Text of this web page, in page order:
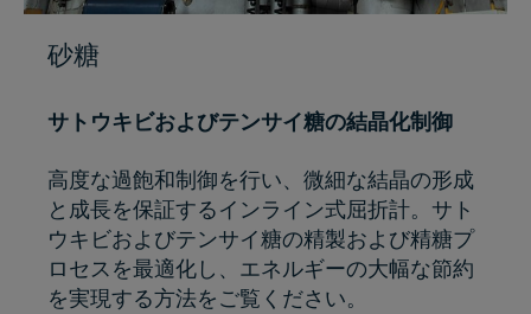
砂糖
サトウキビおよびテンサイ糖の結晶化制御
高度な過飽和制御を行い、微細な結晶の形成
と成長を保証するインライン式屈折計。サト
ウキビおよびテンサイ糖の精製および精糖プ
ロセスを最適化し、エネルギーの大幅な節約
を実現する方法をご覧ください。